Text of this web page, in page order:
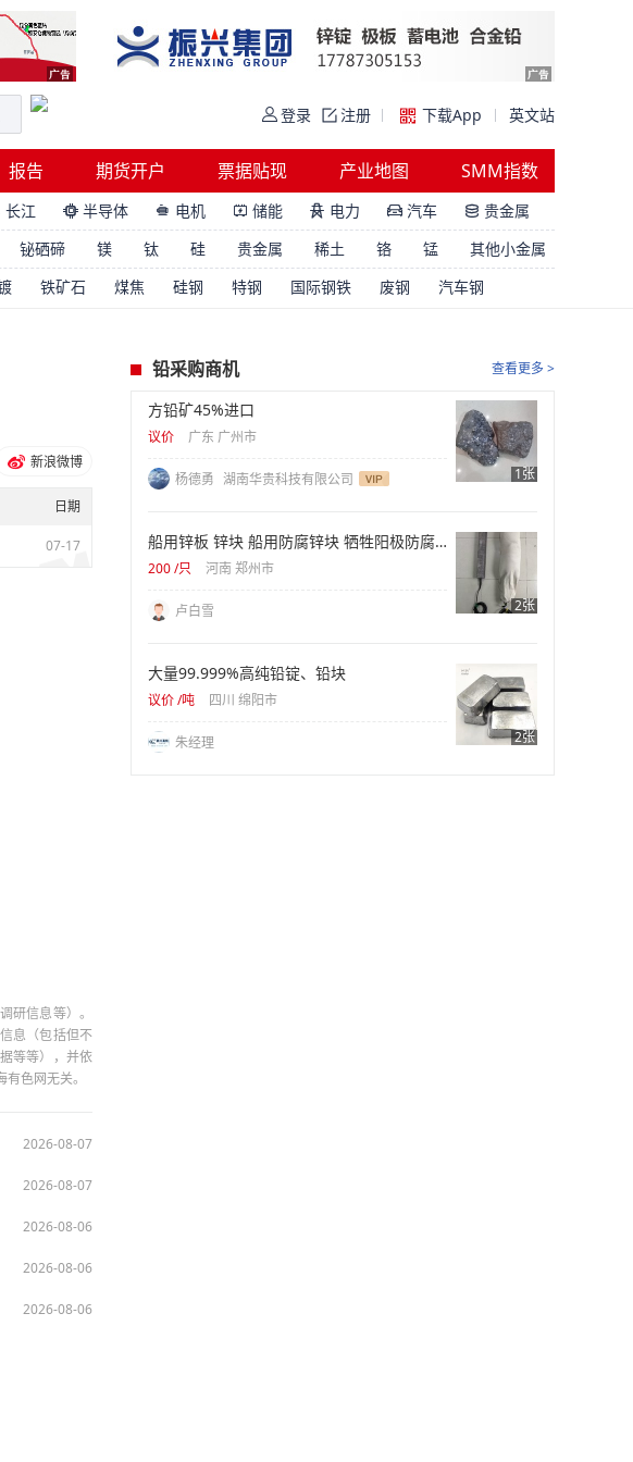
登录 注册 下载App 英文站
报告 期货开户 票据贴现 产业地图 SMM指数
长江  半导体  电机  储能  电力  汽车  贵金属
铋硒碲 镁 钛 硅 贵金属 稀土 铬 锰
其他小金属
铁矿石 煤焦 硅钢 特钢 国际钢铁 废钢 汽车钢
新浪微博
日期
07-17
研信息等）。
息（包括但不
等等），并依
色网无关。
2026-08-07
2026-08-07
2026-08-06
2026-08-06
2026-08-06
铅采购商机 查看更多 >
方铅矿45%进口
议价 广东 广州市
杨德勇 湖南华贵科技有限公司 1张
船用锌板 锌块 船用防腐锌块 牺牲阳极防腐海水用锌合金块 纯锌块
200/只 河南 郑州市
卢白雪 2张
大量99.999%高纯铅锭、铅块
议价/吨 四川 绵阳市
朱经理 2张